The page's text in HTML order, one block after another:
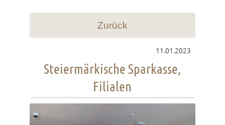
Zurück
11.01.2023
Steiermärkische Sparkasse,
Filialen